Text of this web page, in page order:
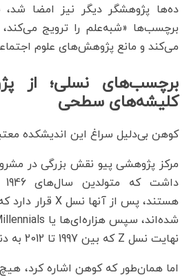
ده‌ها پژوهشگر دیگر نیز امضا
برچسب‌ها «شبه‌علم را ترویج
می‌کند و مانع پژوهش‌های علوم
برچسب‌های نسلی؛ از
کلیشه‌های سطحی
کوهن بی‌دلیل سراغ این اندیشکده
مرکز پژوهشی پیو نقش بزرگی در
نهایت نسل Z که بین 1997 تا 2012 به دنیا آمده‌اند.
اما همان‌طور که کوهن اشاره کرد،